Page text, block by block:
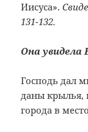
Иисуса».
131-132.
Она
Господь дал
даны крылья,
города в